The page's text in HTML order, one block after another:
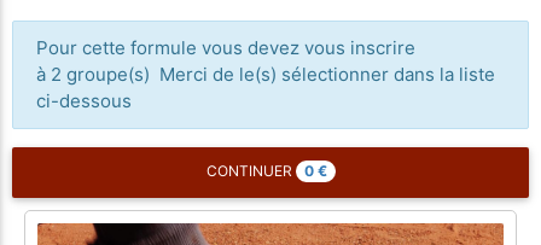
Pour cette formule vous devez vous inscrire
à 2 groupe(s) Merci de le(s) sélectionner dans la liste
ci-dessous
CONTINUER 0 €